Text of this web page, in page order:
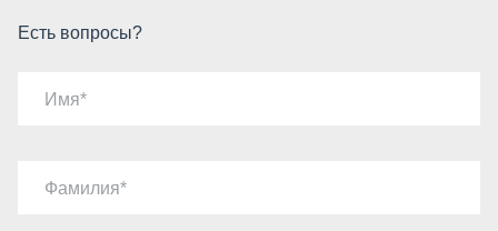
Есть вопросы?
Имя
Фамилия